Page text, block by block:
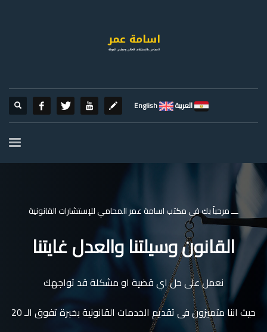
العربية English
ـــ مرحباً بك فى مكتب اسامة عمر المحامي للإستشارات القانونية
القانون وسيلتنا والعدل غايتنا
نعمل على حل اي قضية او مشكلة قد تواجهك
حيث اننا متميزون فى تقديم الخدمات القانونية بخبرة تفوق الـ 20